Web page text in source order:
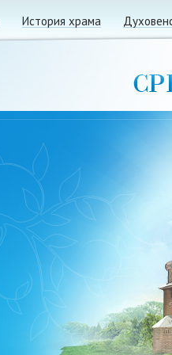
История храма